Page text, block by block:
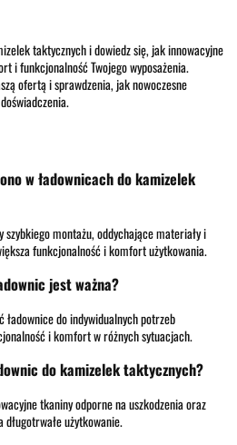
taktycznych i dowiedz się, jak innowacyjne
i funkcjonalność Twojego wyposażenia.
ofertą i sprawdzenia, jak nowoczesne
w ładownicach do kamizelek
szybkiego montażu, oddychające materiały i
funkcjonalność i komfort użytkowania.
jest ważna?
do indywidualnych potrzeb
i komfort w różnych sytuacjach.
do kamizelek taktycznych?
tkaniny odporne na uszkodzenia oraz
użytkowanie.